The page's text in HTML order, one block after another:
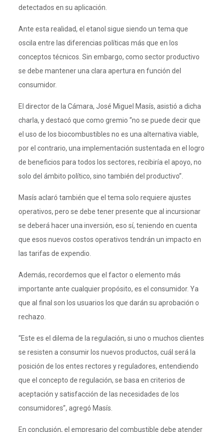
detectados en su aplicación.
Ante esta realidad, el etanol sigue siendo un tema que
oscila entre las diferencias políticas más que en los
conceptos técnicos. Sin embargo, como sector productivo
se debe mantener una clara apertura en función del
consumidor.
El director de la Cámara, José Miguel Masís, asistió a dicha
charla, y destacó que como gremio “no se puede decir que
el uso de los biocombustibles no es una alternativa viable,
por el contrario, una implementación sustentada en el logro
de beneficios para todos los sectores, recibiría el apoyo, no
solo del ámbito político, sino también del productivo”.
Masís aclaró también que el tema solo requiere ajustes
operativos, pero se debe tener presente que al incursionar
se deberá hacer una inversión, eso sí, teniendo en cuenta
que esos nuevos costos operativos tendrán un impacto en
las tarifas de expendio.
Además, recordemos que el factor o elemento más
importante ante cualquier propósito, es el consumidor. Ya
que al final son los usuarios los que darán su aprobación o
rechazo.
“Este es el dilema de la regulación, si uno o muchos clientes
se resisten a consumir los nuevos productos, cuál será la
posición de los entes rectores y reguladores, entendiendo
que el concepto de regulación, se basa en criterios de
aceptación y satisfacción de las necesidades de los
consumidores”, agregó Masís.
En conclusión, el empresario del combustible debe atender